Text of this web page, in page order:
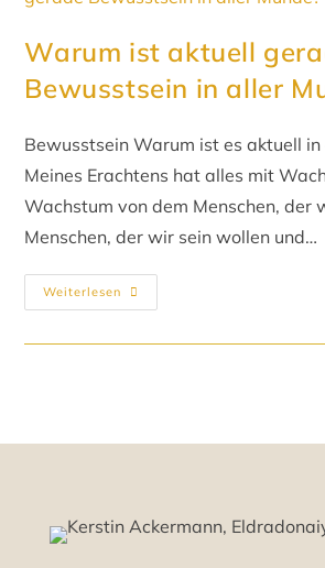
Warum ist aktuell
Bewusstsein in aller
Bewusstsein Warum ist es aktuell in
Meines Erachtens hat alles mit
Wachstum von dem Menschen, der
Menschen, der wir sein wollen und…
Weiterlesen